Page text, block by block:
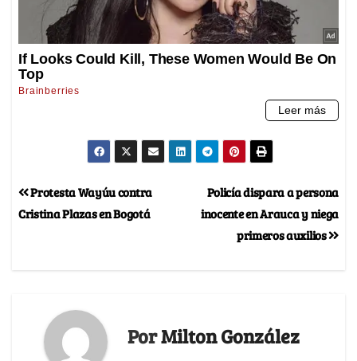
Policía dispara a persona
inocente en Arauca y niega
primeros auxilios
Protesta Wayúu contra
Cristina Plazas en Bogotá
PorMilton González